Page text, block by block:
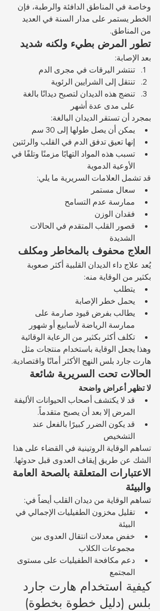
وخاصة في المناطق الدافئة والرطبة، فإن
الخطر يستمر على مدار السنة في العديد
من المناطق.
تطور المرض بطيء ولكنه شديد
بعد الإصابة:
تنتشر اليرقات في مجرى الدم
تنتقل إلى الشرايين الرئوية
تنضج هذه الديدان لتصبح ديدانًا بالغة
على مدى عدة أشهر
بمجرد أن تستقر الديدان البالغة:
يمكن أن يصل طولها إلى 30 سم
إنها تعيق تدفق الدم في القلب والرئتين
تسبب هذه المواد التهابًا مزمنًا وتلفًا في
الأوعية الدموية
قد تشمل العلامات السريرية ما يلي:
سعال مستمر
ممارسة عدم التسامح
فقدان الوزن
قصور القلب المتقدم في الحالات
الشديدة
العلاج محفوف بالمخاطر ومكلف
يُعد علاج داء الديدان القلبية أكثر صعوبة
بكثير من الوقاية منه:
يتطلب
يحمل خطر الإصابة
يطالب بفرض قيود صارمة على
ممارسة الرياضة لأسابيع أو شهور
تكلف أكثر بكثير من الرعاية الوقائية
وهذا يجعل الوقاية باستخدام منتجات مثل
هارت جارد بلس النهج الأكثر أمانًا واقتصادية.
الحالات تحت السريرية شائعة
لا تظهر أعراض واضحة
قد لا يكتشف أصحاب الحيوانات الأليفة
المرض إلا بعد أن يصبح متقدماً.
قد يكون الضرر كبيرًا بالفعل عند
التشخيص
تساهم الوقاية الروتينية في القضاء على هذا
الشك عن طريق إيقاف العدوى قبل حدوثها.
الاعتبارات المتعلقة بالصحة العامة
والبيئة
تساهم الوقاية من ديدان القلب أيضاً في:
تقليل مخزون الطفيليات الإجمالي في
البيئة
خفض معدلات انتقال العدوى بين
مجموعات الكلاب
دعم مكافحة الطفيليات على مستوى
المجتمع
كيفية استخدام هارت جارد
بلس (دليل خطوة بخطوة)